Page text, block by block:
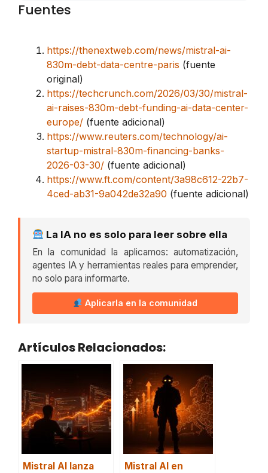
Fuentes
https://thenextweb.com/news/mistral-ai-
830m-debt-data-centre-paris (fuente
original)
https://techcrunch.com/2026/03/30/mistral-
ai-raises-830m-debt-funding-ai-data-center-
europe/ (fuente adicional)
https://www.reuters.com/technology/ai-
startup-mistral-830m-financing-banks-
2026-03-30/ (fuente adicional)
https://www.ft.com/content/3a98c612-22b7-
4ced-ab31-9a042de32a90 (fuente adicional)
La IA no es solo para leer sobre ella
En la comunidad la aplicamos: automatización,
agentes IA y herramientas reales para emprender,
no solo para informarte.
Aplicarla en la comunidad
Artículos Relacionados:
Mistral AI lanza Mistral AI en